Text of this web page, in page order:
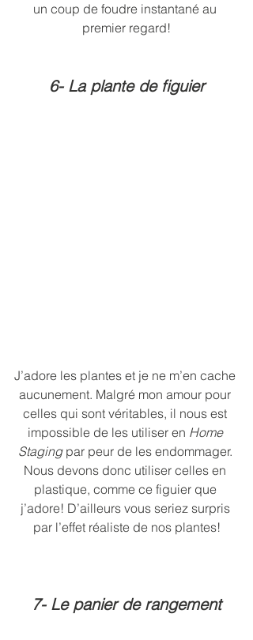
un coup de foudre instantané au
premier regard!
6- La plante de figuier
J’adore les plantes et je ne m’en cache
aucunement. Malgré mon amour pour
celles qui sont véritables, il nous est
impossible de les utiliser en Home
Staging par peur de les endommager.
Nous devons donc utiliser celles en
plastique, comme ce figuier que
j’adore! D’ailleurs vous seriez surpris
par l’effet réaliste de nos plantes!
7- Le panier de rangement